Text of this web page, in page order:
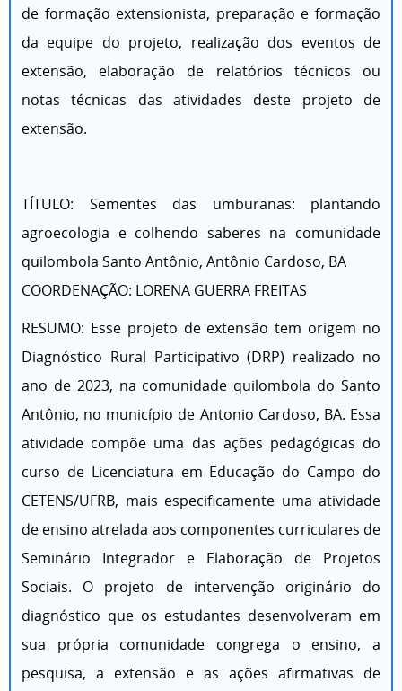
de formação extensionista, preparação e formação
da equipe do projeto, realização dos eventos de
extensão, elaboração de relatórios técnicos ou
notas técnicas das atividades deste projeto de
extensão.
TÍTULO: Sementes das umburanas: plantando
agroecologia e colhendo saberes na comunidade
quilombola Santo Antônio, Antônio Cardoso, BA
COORDENAÇÃO: LORENA GUERRA FREITAS
RESUMO: Esse projeto de extensão tem origem no
Diagnóstico Rural Participativo (DRP) realizado no
ano de 2023, na comunidade quilombola do Santo
Antônio, no município de Antonio Cardoso, BA. Essa
atividade compõe uma das ações pedagógicas do
curso de Licenciatura em Educação do Campo do
CETENS/UFRB, mais especificamente uma atividade
de ensino atrelada aos componentes curriculares de
Seminário Integrador e Elaboração de Projetos
Sociais. O projeto de intervenção originário do
diagnóstico que os estudantes desenvolveram em
sua própria comunidade congrega o ensino, a
pesquisa, a extensão e as ações afirmativas de